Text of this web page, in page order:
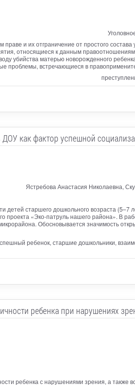
и их отграничение от простого
относящиеся к данным
убийства матерью новорожденного
проблемы, встречающиеся в
ДОУ как фактор успешной
Ястребова Анастасия Николаевна,
старшего дошкольного возраста (5–7
проекта «Эко-патруль нашего района». В
Обосновывается значимость
ребенок, старшие дошкольники,
ребенка при нарушениях
ребенка с нарушениями зрения, а также